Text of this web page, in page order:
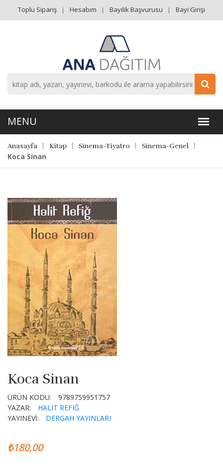
Toplu Sipariş Hesabım Bayilik Başvurusu Bayi Girişi
Anasayfa Kitap Sinema-Tiyatro Sinema-Genel
Koca Sinan
Koca Sinan
ÜRÜN KODU:
9789759951757
YAZAR:
HALIT REFIĞ
YAYINEVİ:
DERGAH YAYINLARI
₺180,00